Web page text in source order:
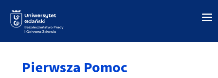
Pierwsza Pomoc